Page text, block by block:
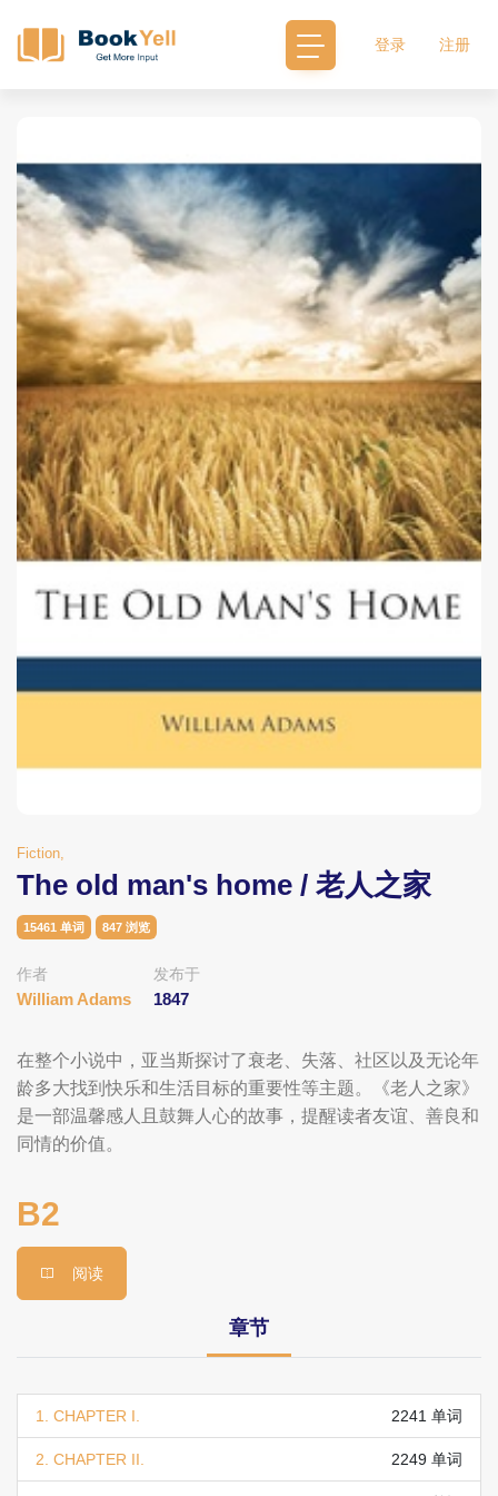
登录 注册
Fiction,
The old man's home / 老人之家
15461 单词 847 浏览
作者
William Adams
发布于
1847
在整个小说中，亚当斯探讨了衰老、失落、社区以及无论年
龄多大找到快乐和生活目标的重要性等主题。《老人之家》
是一部温馨感人且鼓舞人心的故事，提醒读者友谊、善良和
同情的价值。
B2
阅读
章节
1. CHAPTER I. 2241 单词
2. CHAPTER II. 2249 单词